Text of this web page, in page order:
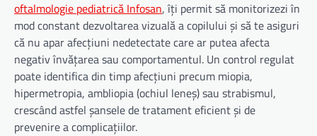
oftalmologie pediatrică Infosan, îți permit să monitorizezi în
mod constant dezvoltarea vizuală a copilului și să te asiguri
că nu apar afecțiuni nedetectate care ar putea afecta
negativ învățarea sau comportamentul. Un control regulat
poate identifica din timp afecțiuni precum miopia,
hipermetropia, ambliopia (ochiul leneș) sau strabismul,
crescând astfel șansele de tratament eficient și de
prevenire a complicațiilor.